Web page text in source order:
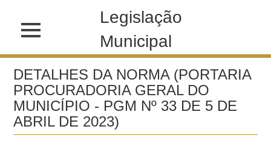
Legislação
Municipal
DETALHES DA NORMA (PORTARIA
PROCURADORIA GERAL DO
MUNICÍPIO - PGM Nº 33 DE 5 DE
ABRIL DE 2023)